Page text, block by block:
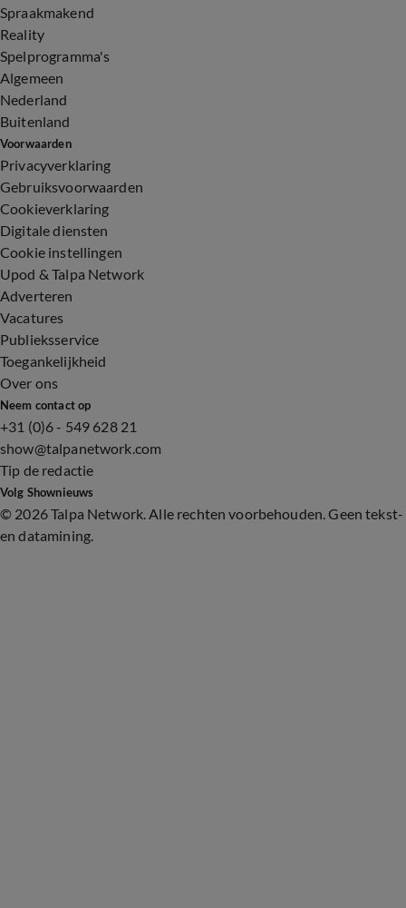
Spraakmakend
Reality
Spelprogramma's
Algemeen
Nederland
Buitenland
Voorwaarden
Privacyverklaring
Gebruiksvoorwaarden
Cookieverklaring
Digitale diensten
Cookie instellingen
Upod & Talpa Network
Adverteren
Vacatures
Publieksservice
Toegankelijkheid
Over ons
Neem contact op
+31 (0)6 - 549 628 21
show@talpanetwork.com
Tip de redactie
Volg Shownieuws
© 2026 Talpa Network. Alle rechten voorbehouden. Geen tekst-
en datamining.